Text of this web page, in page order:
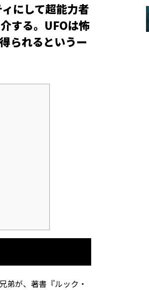
にして超能力者
する。UFOは怖
られるというー
弟が、著書『ルック・